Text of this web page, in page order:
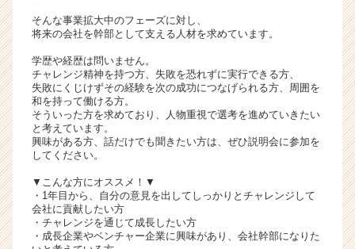
e
r
C
a
r
e
そんな事業拡大中のフェーズに対し、
将来の会社を幹部として支える人材を求めています。
学歴や経歴は問いません。
チャレンジ精神を持つ方、失敗を恐れずに実行できる方、
失敗にくじけずその経験を次の成功につなげられる方、周囲を
和を持って働ける方。
そういった方を求めており、人物重視で選考を進めていきたい
と考えています。
興味がある方、話だけでも聞きたい方は、ぜひ説明会に参加を
してください。
▼こんな方にオススメ！▼
・1年目から、自分の意見を出してしっかりとチャレンジして
会社に貢献したい方
・チャレンジを通じて成長したい方
・成長企業やベンチャー企業に興味があり、会社幹部になりた